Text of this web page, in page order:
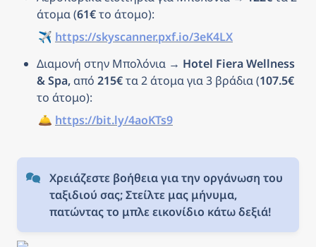
άτομα (61€ το άτομο):
✈️ https://skyscanner.pxf.io/3eK4LX
Διαμονή στην Μπολόνια → Hotel Fiera Wellness
& Spa, από 215€ τα 2 άτομα για 3 βράδια (107.5€
το άτομο):
🛎️ https://bit.ly/4aoKTs9
Χρειάζεστε βοήθεια για την οργάνωση του
ταξιδιού σας; Στείλτε μας μήνυμα,
πατώντας το μπλε εικονίδιο κάτω δεξιά!